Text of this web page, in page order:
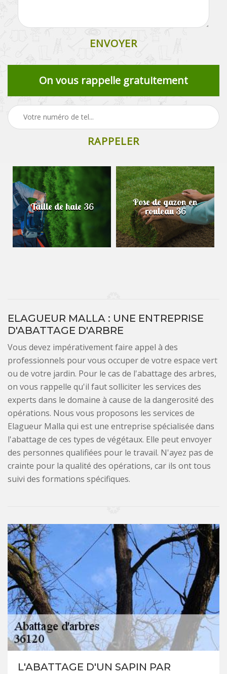
On vous rappelle gratuitement
Taille de haie 36 Pose de gazon en
rouleau 36
ELAGUEUR MALLA : UNE ENTREPRISE
D'ABATTAGE D'ARBRE
Vous devez impérativement faire appel à des
professionnels pour vous occuper de votre espace vert
ou de votre jardin. Pour le cas de l'abattage des arbres,
on vous rappelle qu'il faut solliciter les services des
experts dans le domaine à cause de la dangerosité des
opérations. Nous vous proposons les services de
Elagueur Malla qui est une entreprise spécialisée dans
l'abattage de ces types de végétaux. Elle peut envoyer
des personnes qualifiées pour le travail. N'ayez pas de
crainte pour la qualité des opérations, car ils ont tous
suivi des formations spécifiques.
L'ABATTAGE D'UN SAPIN PAR